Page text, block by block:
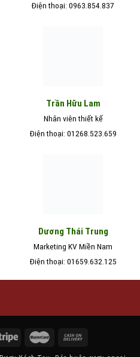
Điện thoại: 0963.854.837
Trần Hữu Lam
Nhân viên thiết kế
Điện thoại: 01268.523.659
Dương Thái Trung
Marketing KV Miền Nam
Điện thoại: 01659.632.125